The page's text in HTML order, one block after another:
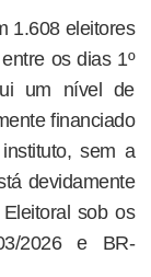
1.608 eleitores
os dias 1º
um nível de
financiado
sem a
devidamente
sob os
2026 e BR-